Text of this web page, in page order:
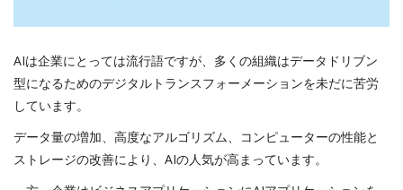
AIは企業にとっては流行語ですが、多くの組織はデータドリブン
型になるためのデジタルトランスフォーメーションを未だに苦労
しています。
データ量の増加、高度なアルゴリズム、コンピューターの性能と
ストレージの改善により、AIの人気が高まっています。